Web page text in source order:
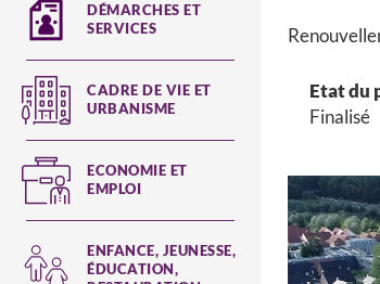
DÉMARCHES ET
SERVICES
CADRE DE VIE ET
URBANISME
ECONOMIE ET
EMPLOI
ENFANCE, JEUNESSE,
ÉDUCATION,
Etat du
Finalisé